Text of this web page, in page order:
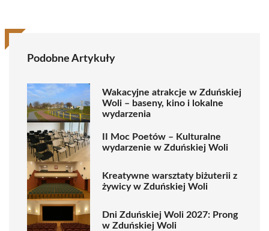
Podobne Artykuły
Wakacyjne atrakcje w Zduńskiej
Woli – baseny, kino i lokalne
wydarzenia
II Moc Poetów – Kulturalne
wydarzenie w Zduńskiej Woli
Kreatywne warsztaty biżuterii z
żywicy w Zduńskiej Woli
Dni Zduńskiej Woli 2027: Prong
w Zduńskiej Woli